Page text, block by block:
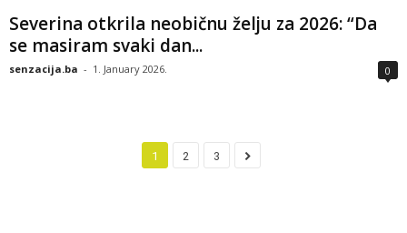
Severina otkrila neobičnu želju za 2026: “Da
se masiram svaki dan...
senzacija.ba - 1. January 2026. 0
1 2 3